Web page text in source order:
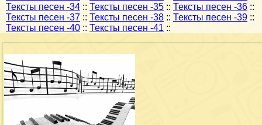
Тексты песен -34 :: Тексты песен -35 :: Тексты песен -36 ::
Тексты песен -37 :: Тексты песен -38 :: Тексты песен -39 ::
Тексты песен -40 :: Тексты песен -41 ::